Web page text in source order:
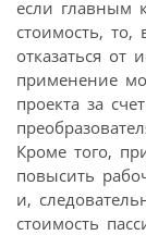
если главным
стоимость, то,
отказаться от
применение
проекта за
Кроме того,
повысить
и,
стоимость